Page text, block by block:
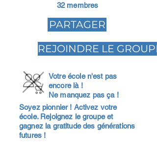
32 membres
PARTAGER
REJOINDRE LE GROUPE
Votre école n'est pas
encore là !
Ne manquez pas ça !
Soyez pionnier ! Activez votre
école. Rejoignez le groupe et
gagnez la gratitude des générations
futures !